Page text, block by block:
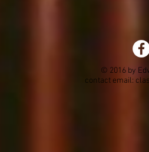
© 2016 by
contact email: